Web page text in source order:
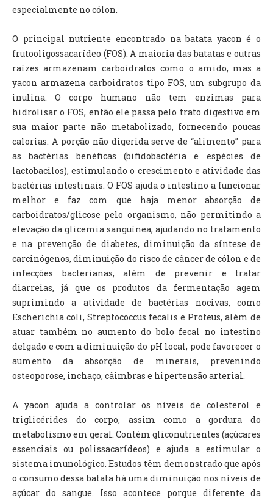
especialmente no cólon.
O principal nutriente encontrado na batata yacon é o
frutooligossacarídeo (FOS). A maioria das batatas e outras
raízes armazenam carboidratos como o amido, mas a
yacon armazena carboidratos tipo FOS, um subgrupo da
inulina. O corpo humano não tem enzimas para
hidrolisar o FOS, então ele passa pelo trato digestivo em
sua maior parte não metabolizado, fornecendo poucas
calorias. A porção não digerida serve de “alimento” para
as bactérias benéficas (bifidobactéria e espécies de
lactobacilos), estimulando o crescimento e atividade das
bactérias intestinais. O FOS ajuda o intestino a funcionar
melhor e faz com que haja menor absorção de
carboidratos/glicose pelo organismo, não permitindo a
elevação da glicemia sanguínea, ajudando no tratamento
e na prevenção de diabetes, diminuição da síntese de
carcinógenos, diminuição do risco de câncer de cólon e de
infecções bacterianas, além de prevenir e tratar
diarreias, já que os produtos da fermentação agem
suprimindo a atividade de bactérias nocivas, como
Escherichia coli, Streptococcus fecalis e Proteus, além de
atuar também no aumento do bolo fecal no intestino
delgado e com a diminuição do pH local, pode favorecer o
aumento da absorção de minerais, prevenindo
osteoporose, inchaço, câimbras e hipertensão arterial.
A yacon ajuda a controlar os níveis de colesterol e
triglicérides do corpo, assim como a gordura do
metabolismo em geral. Contém gliconutrientes (açúcares
essenciais ou polissacarídeos) e ajuda a estimular o
sistema imunológico. Estudos têm demonstrado que após
o consumo dessa batata há uma diminuição nos níveis de
açúcar do sangue. Isso acontece porque diferente da